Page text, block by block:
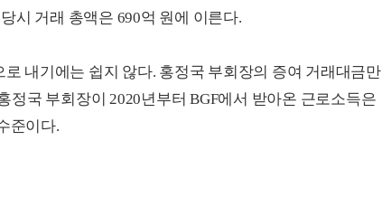
시 거래 총액은 690억 원에 이른다.
내기에는 쉽지 않다. 홍정국 부회장의 증여 거래대금만
정국 부회장이 2020년부터 BGF에서 받아온 근로소득은
준이다.